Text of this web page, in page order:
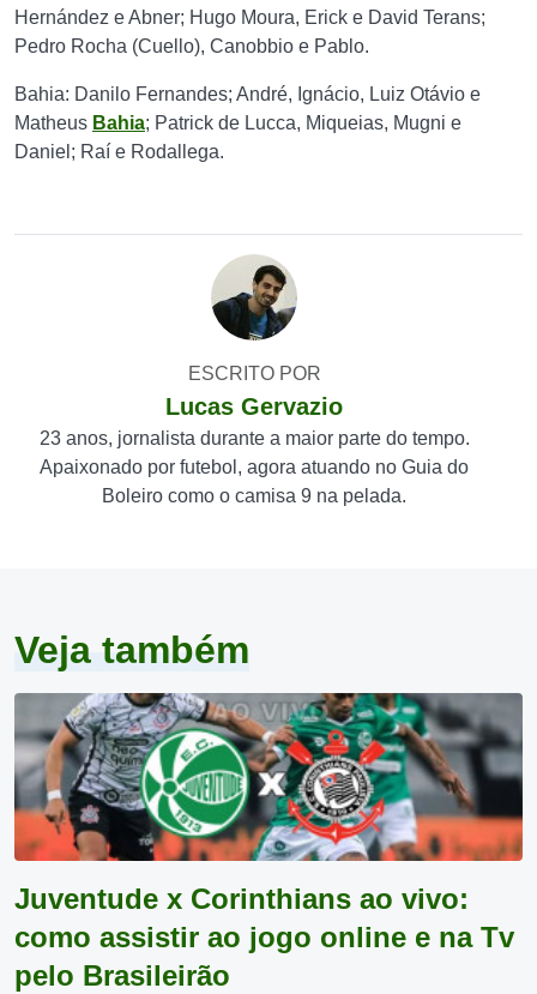
Hernández e Abner; Hugo Moura, Erick e David Terans;
Pedro Rocha (Cuello), Canobbio e Pablo.
Bahia: Danilo Fernandes; André, Ignácio, Luiz Otávio e
Matheus Bahia; Patrick de Lucca, Miqueias, Mugni e
Daniel; Raí e Rodallega.
ESCRITO POR
Lucas Gervazio
23 anos, jornalista durante a maior parte do tempo.
Apaixonado por futebol, agora atuando no Guia do
Boleiro como o camisa 9 na pelada.
Veja também
Juventude x Corinthians ao vivo:
como assistir ao jogo online e na Tv
pelo Brasileirão